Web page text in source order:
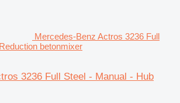
Mercedes-Benz Actros 3236 Full
betonmixer
3236 Full Steel - Manual - Hub